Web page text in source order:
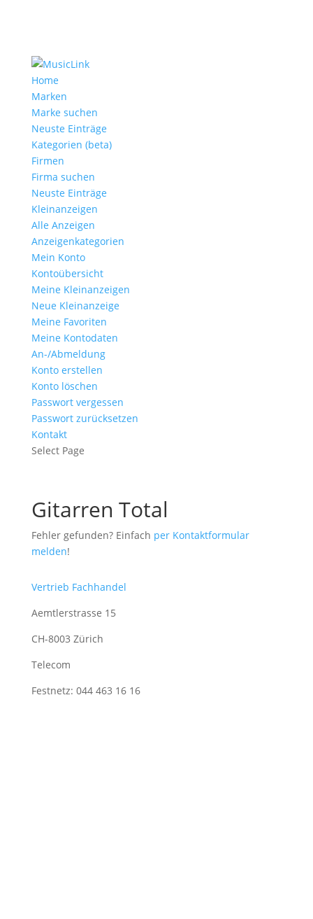
Home
Marken
Marke suchen
Neuste Einträge
Kategorien (beta)
Firmen
Firma suchen
Neuste Einträge
Kleinanzeigen
Alle Anzeigen
Anzeigen­kategorien
Mein Konto
Kontoübersicht
Meine Kleinanzeigen
Neue Kleinanzeige
Meine Favoriten
Meine Kontodaten
An-/Abmeldung
Konto erstellen
Konto löschen
Passwort vergessen
Passwort zurücksetzen
Kontakt
Select Page
Gitarren Total
Fehler gefunden? Einfach per Kontaktformular
melden!
Vertrieb Fachhandel
Aemtlerstrasse 15
CH-8003 Zürich
Telecom
Festnetz: 044 463 16 16